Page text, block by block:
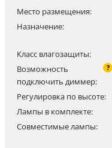
Место размещения:
Назначение:
Класс влагозащиты:
Возможность
подключить диммер:
?
Регулировка по высоте:
Лампы в комплекте:
Совместимые лампы: